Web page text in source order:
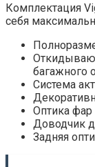
Комплектация
себя
багажного
Система
Оптика
Доводчик
Задняя